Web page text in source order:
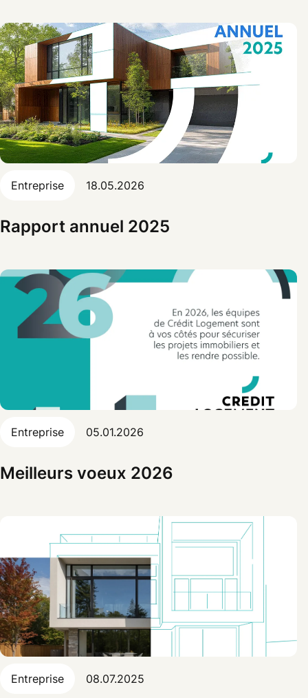
Entreprise 18.05.2026
Rapport annuel 2025
Entreprise 05.01.2026
Meilleurs voeux 2026
Entreprise 08.07.2025